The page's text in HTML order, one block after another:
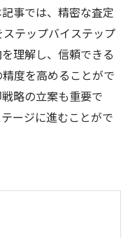
事では、精密な査定
テップバイステップ
理解し、信頼できる
度を高めることがで
略の立案も重要で
ージに進むことがで